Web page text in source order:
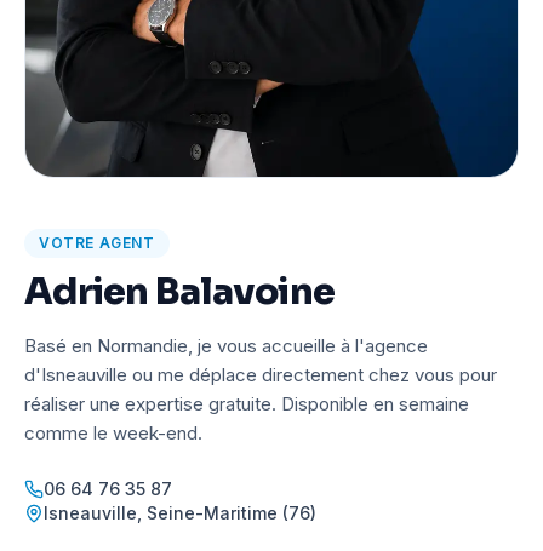
VOTRE AGENT
Adrien Balavoine
Basé en Normandie, je vous accueille à l'agence
d'Isneauville ou me déplace directement chez vous pour
réaliser une expertise gratuite. Disponible en semaine
comme le week-end.
06 64 76 35 87
Isneauville Seine-Maritime (76)